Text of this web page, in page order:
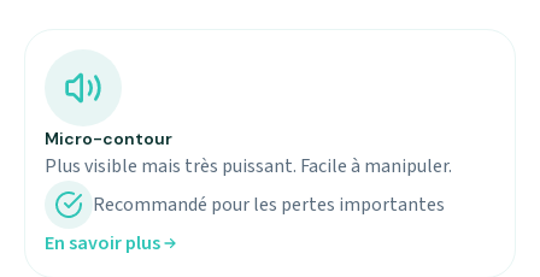
Micro-contour
Plus visible mais très puissant. Facile à manipuler.
Recommandé pour les pertes importantes
En savoir plus